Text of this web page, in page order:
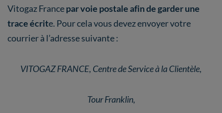
Vitogaz Francepar voie postale afin de garder une
trace écrite. Pour cela vous devez envoyer votre
courrier à l’adresse suivante :
VITOGAZ FRANCE, Centre de Service à la Clientèle,
Tour Franklin,